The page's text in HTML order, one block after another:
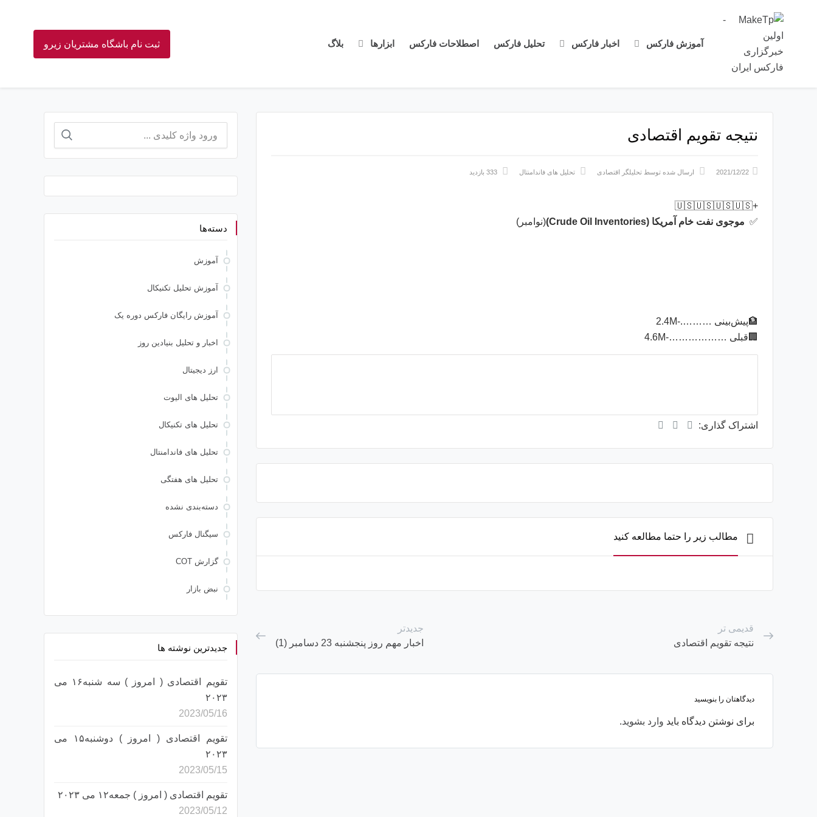
آموزش فارکس اخبار فارکس تحلیل فارکس اصطلاحات فارکس ابزارها بلاگ ثبت نام باشگاه مشتریان زیرو
نتیجه تقویم اقتصادی
2021/12/22 ارسال شده توسط تحلیلگر اقتصادی تحلیل های فاندامنتال
+🇺🇸🇺🇸🇺🇸🇺🇸
✅ موجوی نفت خام آمریکا (
Crude Oil Inventories) (نوامبر)
🏦پیش‌بینی ……….-2.4M
🏢قبلی ………………-4.6M
اشتراک گذاری:
مطالب زیر را حتما مطالعه کنید
قدیمی تر
نتیجه تقویم اقتصادی
جدیدتر
اخبار مهم روز پنجشنبه 23 دسامبر (1)
دیدگاهتان را بنویسید
برای نوشتن دیدگاه باید وارد بشوید.
دسته‌ها
آموزش
آموزش تحلیل تکنیکال
آموزش رایگان فارکس دوره یک
اخبار و تحلیل بنیادین روز
ارز دیجیتال
تحلیل های الیوت
تحلیل های تکنیکال
تحلیل های فاندامنتال
تحلیل های هفتگی
دسته‌بندی نشده
سیگنال فارکس
گزارش COT
نبض بازار
جدیدترین نوشته ها
تقویم اقتصادی ( امروز ) سه شنبه۱۶ می
۲۰۲۳
2023/05/16
تقویم اقتصادی ( امروز ) دوشنبه۱۵ می
۲۰۲۳
2023/05/15
تقویم اقتصادی ( امروز ) جمعه۱۲ می ۲۰۲۳
2023/05/12